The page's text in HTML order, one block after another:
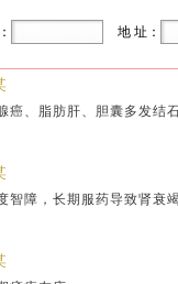
地 址：
癌、脂肪肝、胆囊多发
智障，长期服药导致肾